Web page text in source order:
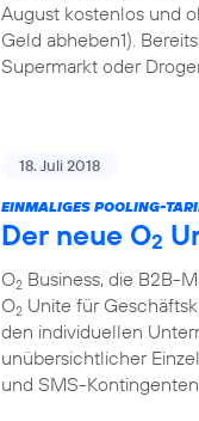
August kostenlos und
Geld abheben1).
Supermarkt oder
18. Juli 2018
EINMALIGES POOLING-
Der neue O2
O2 Business, die B2B-
O2 Unite für
den individuellen
unübersichtlicher
und SMS-